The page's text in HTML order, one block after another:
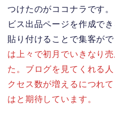
つけたのがココナラです
ビス出品ページを作成で
貼り付けることで集客がで
は上々で初月でいきなり
た。ブログを見てくれる
クセス数が増えるにつれ
はと期待しています。